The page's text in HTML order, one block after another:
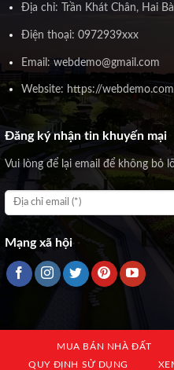
Địa chỉ: Trần Khát Chân, Hai
Điện thoại: 0972939xxx
Email: webdemo@gmail.com
Website: https://webdemo.com
Đăng ký nhận tin khuyến mại
Vui lòng để lại email để không bỏ
Mạng xã hội
MUA BÁN NHÀ ĐẤT
QUY ĐỊNH SỬ DỤNG